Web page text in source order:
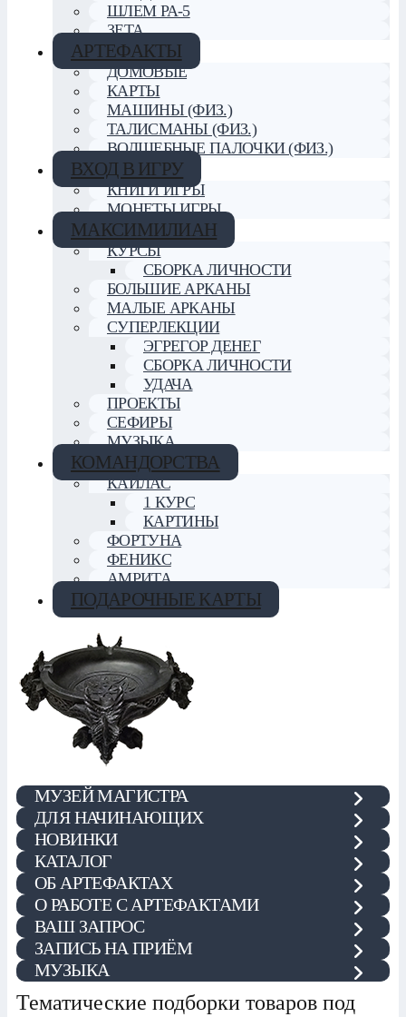
ШЛЕМ РА-5
ЗЕТА
АРТЕФАКТЫ
ДОМОВЫЕ
КАРТЫ
МАШИНЫ (ФИЗ.)
ТАЛИСМАНЫ (ФИЗ.)
ВОЛШЕБНЫЕ ПАЛОЧКИ (ФИЗ.)
ВХОД В ИГРУ
КНИГИ ИГРЫ
МОНЕТЫ ИГРЫ
МАКСИМИЛИАН
КУРСЫ
СБОРКА ЛИЧНОСТИ
БОЛЬШИЕ АРКАНЫ
МАЛЫЕ АРКАНЫ
СУПЕРЛЕКЦИИ
ЭГРЕГОР ДЕНЕГ
СБОРКА ЛИЧНОСТИ
УДАЧА
ПРОЕКТЫ
СЕФИРЫ
МУЗЫКА
КОМАНДОРСТВА
КАЙЛАС
1 КУРС
КАРТИНЫ
ФОРТУНА
ФЕНИКС
АМРИТА
ПОДАРОЧНЫЕ КАРТЫ
МУЗЕЙ МАГИСТРА
ДЛЯ НАЧИНАЮЩИХ
НОВИНКИ
КАТАЛОГ
ОБ АРТЕФАКТАХ
О РАБОТЕ С АРТЕФАКТАМИ
ВАШ ЗАПРОС
ЗАПИСЬ НА ПРИЁМ
МУЗЫКА
Тематические подборки товаров под